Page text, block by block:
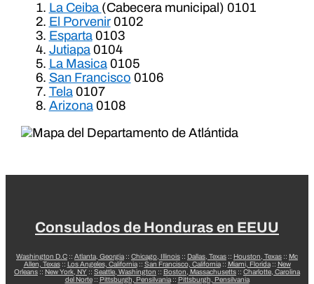
La Ceiba (Cabecera municipal) 0101
El Porvenir0102
Esparta0103
Jutiapa0104
La Masica0105
San Francisco 0106
Tela0107
Arizona0108
Consulados de Honduras en EEUU
Washington D.C :: Atlanta, Georgia :: Chicago, Illinois :: Dallas, Texas :: Houston, Texas :: Mc
Allen, Texas:: Los Angeles, California:: San Francisco, California:: Miami, Florida:: New
Orleans :: New York, NY :: Seattle, Washington :: Boston, Massachusetts :: Charlotte, Carolina
del Norte:: Pittsburgh, Pensilvania:: Pittsburgh, Pensilvania